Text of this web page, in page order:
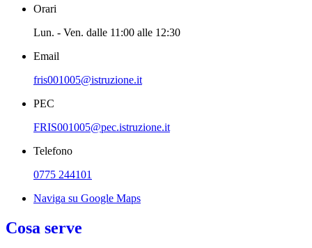
Orari
Lun. - Ven. dalle 11:00 alle 12:30
Email
fris001005@istruzione.it
PEC
FRIS001005@pec.istruzione.it
Telefono
0775 244101
Naviga su Google Maps
Cosa serve